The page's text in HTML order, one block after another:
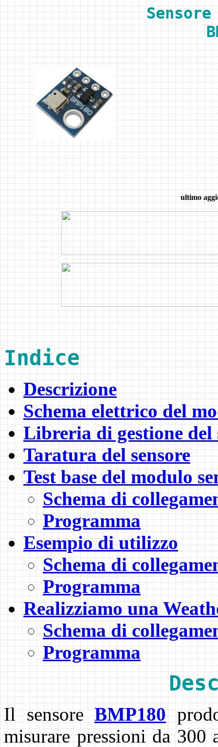
Se
ultimo
Indice
Descrizione
Schema elettrico del
Libreria di gestione del
Taratura del sensore
Test base del modulo
Schema di
Programma
Esempio di utilizzo
Schema di
Programma
Realizziamo una
Schema di
Programma
Il sensoreBMP180
misurare pressioni da 300